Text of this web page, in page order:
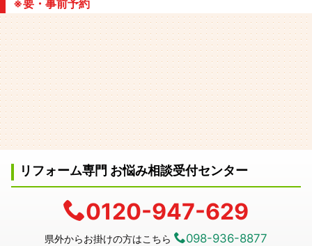
※要・事前予約
リフォーム専門 お悩み相談受付センター
0120-947-629
県外からお掛けの方はこちら 098-936-8877